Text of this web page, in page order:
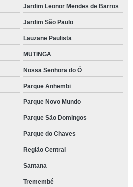
Jardim Leonor Mendes de Barros
Jardim São Paulo
Lauzane Paulista
MUTINGA
Nossa Senhora do Ó
Parque Anhembi
Parque Novo Mundo
Parque São Domingos
Parque do Chaves
Região Central
Santana
Tremembé